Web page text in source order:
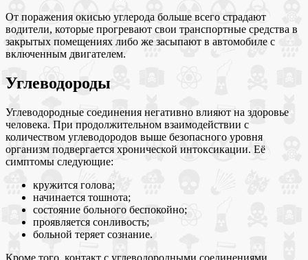
От поражения окисью углерода больше всего страдают
водители, которые прогревают свои транспортные средства в
закрытых помещениях либо же засыпают в автомобиле с
включенным двигателем.
Углеводороды
Углеводородные соединения негативно влияют на здоровье
человека. При продолжительном взаимодействии с
количеством углеводородов выше безопасного уровня
организм подвергается хронической интоксикации. Её
симптомы следующие:
кружится голова;
начинается тошнота;
состояние больного беспокойно;
проявляется сонливость;
больной теряет сознание.
Кроме того, контакт с углеводородными соединениями